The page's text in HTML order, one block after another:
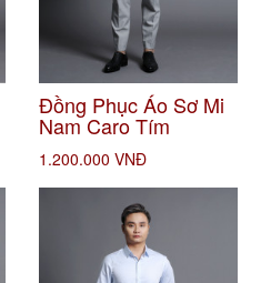
Đồng Phục Áo Sơ Mi
Nam Caro Tím
1.200.000 VNĐ